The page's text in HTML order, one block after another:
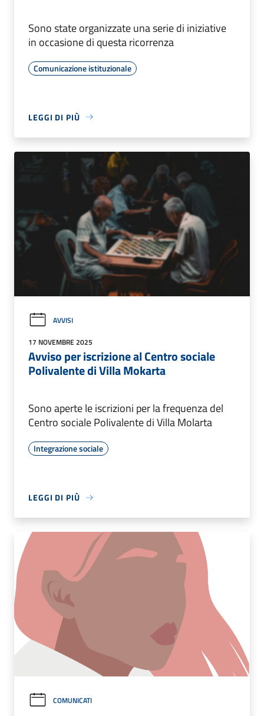
Sono state organizzate una serie di iniziative
in occasione di questa ricorrenza
Comunicazione istituzionale
LEGGI DI PIÙ
AVVISI
17 NOVEMBRE 2025
Avviso per iscrizione al Centro sociale
Polivalente di Villa Mokarta
Sono aperte le iscrizioni per la frequenza del
Centro sociale Polivalente di Villa Molarta
Integrazione sociale
LEGGI DI PIÙ
COMUNICATI